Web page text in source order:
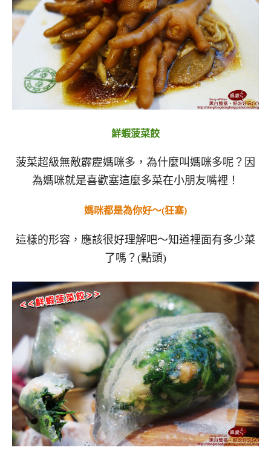
鮮蝦菠菜餃
菠菜超級無敵霹靂媽咪多，為什麼叫媽咪多呢？因
為媽咪就是喜歡塞這麼多菜在小朋友嘴裡！
媽咪都是為你好～(狂塞)
這樣的形容，應該很好理解吧～知道裡面有多少菜
了嗎？(點頭)